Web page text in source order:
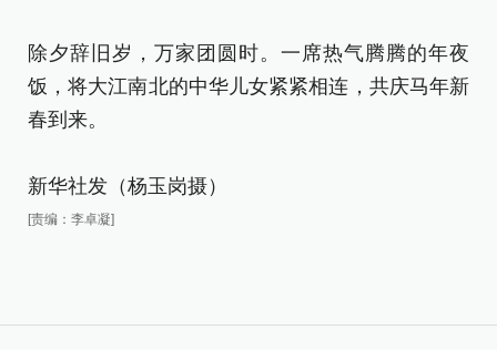
除夕辞旧岁，万家团圆时。一席热气腾腾的年夜
饭，将大江南北的中华儿女紧紧相连，共庆马年新
春到来。
新华社发（杨玉岗摄）
[责编：李卓凝]